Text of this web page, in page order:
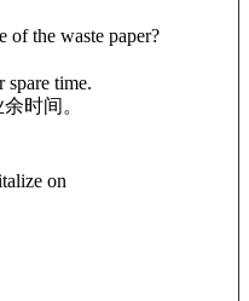
of the waste paper?
spare time.
时间。
on